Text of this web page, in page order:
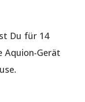
Du für 14
Aquion-Gerät